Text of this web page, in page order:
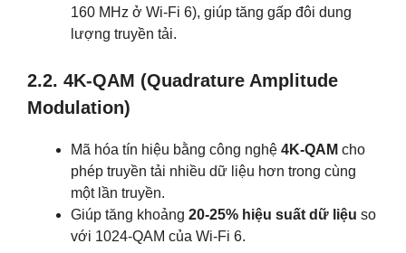
160 MHz ở Wi-Fi 6), giúp tăng gấp đôi dung
lượng truyền tải.
2.2. 4K-QAM (Quadrature Amplitude
Modulation)
Mã hóa tín hiệu bằng công nghệ 4K-QAM cho
phép truyền tải nhiều dữ liệu hơn trong cùng
một lần truyền.
Giúp tăng khoảng 20-25% hiệu suất dữ liệu so
với 1024-QAM của Wi-Fi 6.